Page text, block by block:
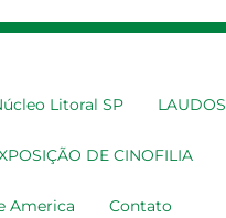
Litoral SP LAUDOS
DE CINOFILIA
America Contato